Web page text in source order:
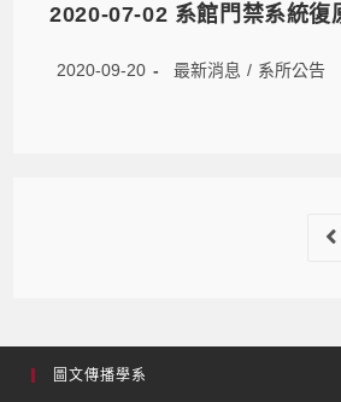
2020-07-02 系館門禁系統復
2020-09-20 最新消息 / 系所公告
圖文傳播學系